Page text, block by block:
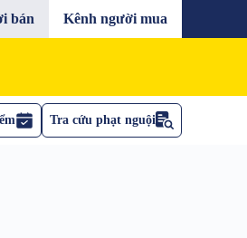
bán Kênh người mua
Tra cứu phạt nguội